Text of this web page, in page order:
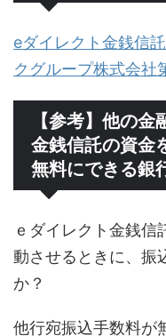
eダイレクト金銭信
クグループ株式会社
【参考】他の金
金銭信託の資金
無料にできる銀
ｅダイレクト金銭信
動させるときに、振
か？
他行宛振込手数料が